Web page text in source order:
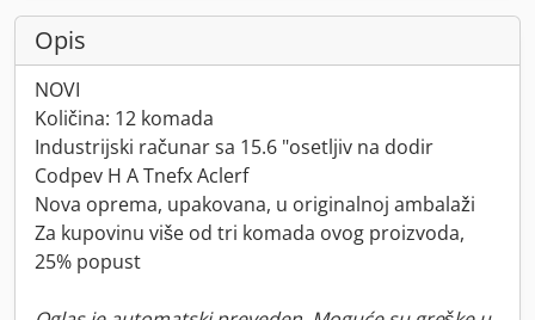
Opis
NOVI
Količina: 12 komada
Industrijski računar sa 15.6 "osetljiv na dodir
Codpev H A Tnefx Aclerf
Nova oprema, upakovana, u originalnoj ambalaži
Za kupovinu više od tri komada ovog proizvoda,
25% popust